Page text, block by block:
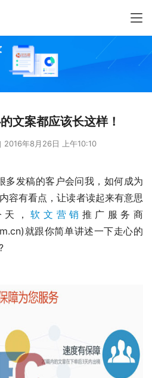
文案都应该长这样！
2016年8月26日 上午10:10
容有看点，让读者读起来有意思
天，软文营销 推广服务商
就跟你简单讲述一下走心的